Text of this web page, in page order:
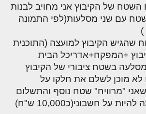
השטח של הקיבוץ אני מחויב לבנות
עם שני מסלעות(לפי התמונה
)
שהגיש הקיבוץ למועצה (התוכנית
+המפקח+אדריכל הבית
בשטח ציבורי של הקיבוץ
לא מוכן לשלם את חלקו על
"מרוויח" שטח נוסף והתשלום
על חשבוני(כ10,000 ש"ח)